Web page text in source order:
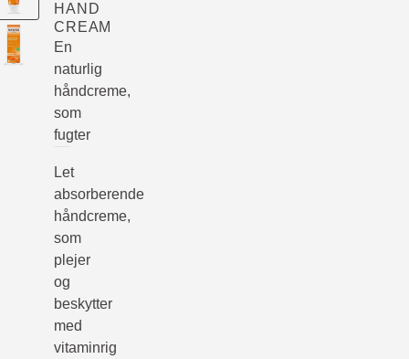
HAND
CREAM
En
naturlig
håndcreme,
som
fugter
Let
absorberende
håndcreme,
som
plejer
og
beskytter
med
vitaminrig